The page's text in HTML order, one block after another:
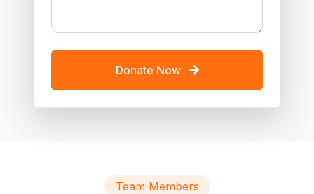
Donate Now
Team Members